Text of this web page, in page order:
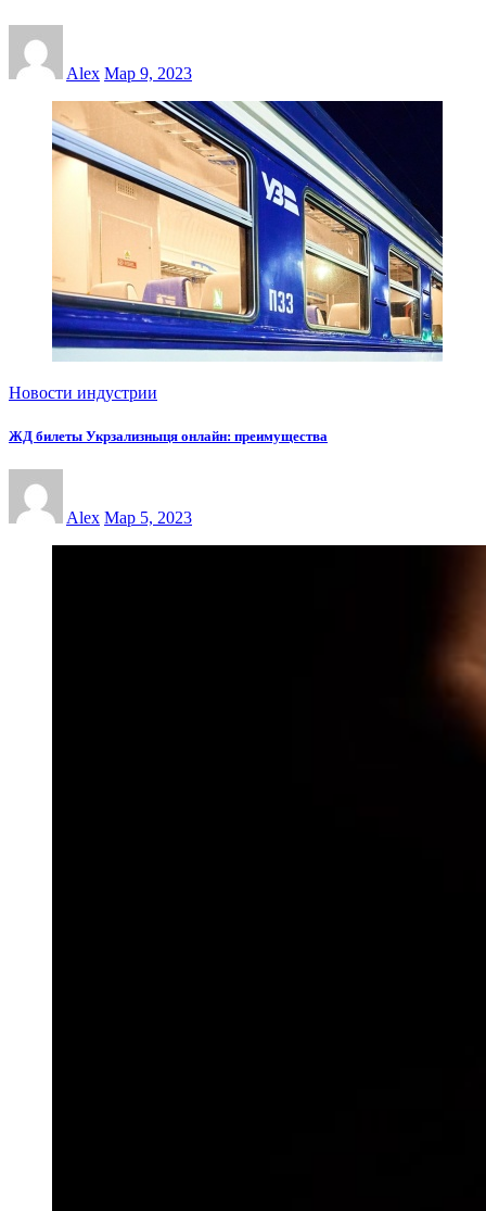
Alex Мар 9, 2023
Новости индустрии
ЖД билеты Укрзализныця онлайн: преимущества
Alex Мар 5, 2023